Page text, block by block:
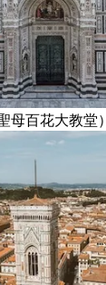
母百花大教堂）